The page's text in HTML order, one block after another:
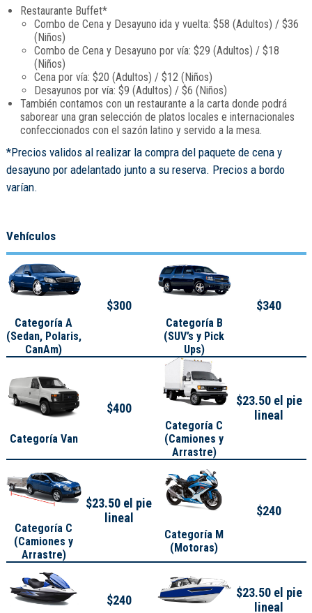
Restaurante Buffet*
Combo de Cena y Desayuno ida y vuelta: $58 (Adultos) / $36
(Niños)
Combo de Cena y Desayuno por vía: $29 (Adultos) / $18
(Niños)
Cena por vía: $20 (Adultos) / $12 (Niños)
Desayunos por vía: $9 (Adultos) / $6 (Niños)
También contamos con un restaurante a la carta donde podrá
saborear una gran selección de platos locales e internacionales
confeccionados con el sazón latino y servido a la mesa.
*Precios validos al realizar la compra del paquete de cena y
desayuno por adelantado junto a su reserva. Precios a bordo
varían.
Vehículos
Categoría A
(Sedan, Polaris,
CanAm)
$300
Categoría B
(SUV’s y Pick
Ups)
$340
Categoría Van
$400
Categoría C
(Camiones y
Arrastre)
$23.50 el pie
lineal
Categoría C
(Camiones y
Arrastre)
$23.50 el pie
lineal
Categoría M
(Motoras)
$240
$240
$23.50 el pie
lineal